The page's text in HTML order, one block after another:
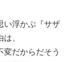
い浮かぶ『サザ
、
だからだそう